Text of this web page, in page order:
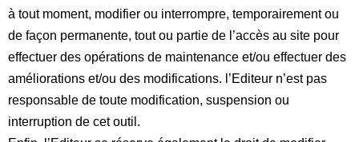
à tout moment, modifier ou interrompre, temporairement ou
de façon permanente, tout ou partie de l’accès au site pour
effectuer des opérations de maintenance et/ou effectuer des
améliorations et/ou des modifications. l’Editeur n’est pas
responsable de toute modification, suspension ou
interruption de cet outil.